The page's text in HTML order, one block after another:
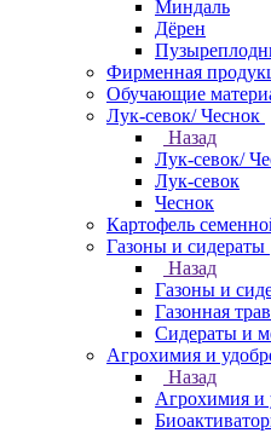
Миндаль
Дёрен
Фирменная
Обучающие
Лук-севок/ Чеснок
Назад
Лук-севок/
Лук-севок
Чеснок
Картофель
Газоны и сидераты
Назад
Газоны и
Газонная
Сидераты и
Агрохимия и
Назад
Агрохимия и